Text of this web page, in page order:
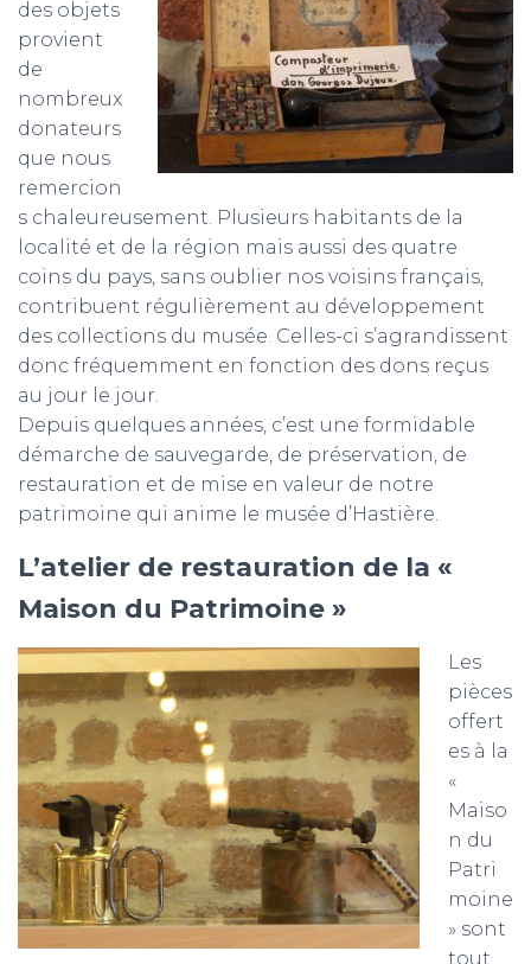
des objets
provient
de
nombreux
donateurs
que nous
remercion
s chaleureusement. Plusieurs habitants de la
localité et de la région mais aussi des quatre
coins du pays, sans oublier nos voisins français,
contribuent régulièrement au développement
des collections du musée. Celles-ci s’agrandissent
donc fréquemment en fonction des dons reçus
au jour le jour.
Depuis quelques années, c’est une formidable
démarche de sauvegarde, de préservation, de
restauration et de mise en valeur de notre
patrimoine qui anime le musée d’Hastière.
L’atelier de restauration de la «
Maison du Patrimoine »
Les
pièces
offert
es à la
«
Maiso
n du
Patri
moine
» sont
tout